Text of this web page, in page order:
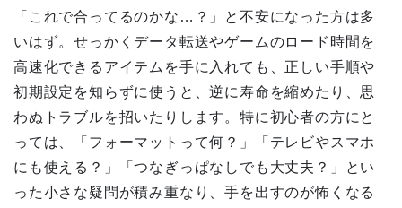
「これで合ってるのかな…？」と不安になった方は多
いはず。せっかくデータ転送やゲームのロード時間を
高速化できるアイテムを手に入れても、正しい手順や
初期設定を知らずに使うと、逆に寿命を縮めたり、思
わぬトラブルを招いたりします。特に初心者の方にと
っては、「フォーマットって何？」「テレビやスマホ
にも使える？」「つなぎっぱなしでも大丈夫？」とい
った小さな疑問が積み重なり、手を出すのが怖くなる